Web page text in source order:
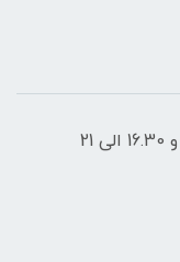
شنبه تا پنج‌شنبه ساعت 7.30 الی 13.30 و 16.30 الی 21